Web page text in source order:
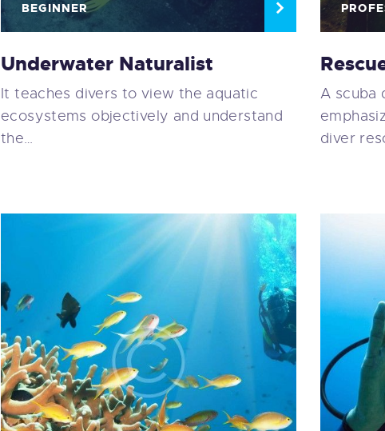
BEGINNER
Underwater Naturalist
It teaches divers to view the aquatic
ecosystems objectively and understand
the…
A scuba
diver